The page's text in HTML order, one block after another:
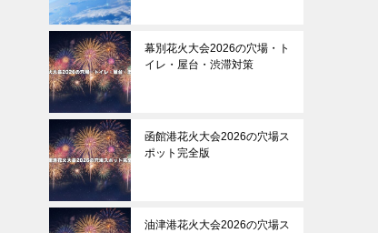
幕別花火大会2026の穴場・ト
イレ・屋台・渋滞対策
函館港花火大会2026の穴場ス
ポット完全版
油津港花火大会2026の穴場ス